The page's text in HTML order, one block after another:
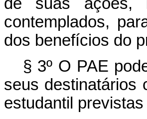
contemplados,
dos benefícios do
§ 3º O PAE
seus destinatários
estudantil